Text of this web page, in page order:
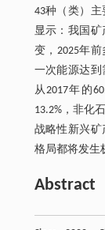
43种（类）
显示：我国
变，2025年
一次能源达
从2017年的
13.2%，非化
战略性新兴
格局都将发生
Abstract